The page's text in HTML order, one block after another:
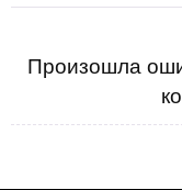
Произошла